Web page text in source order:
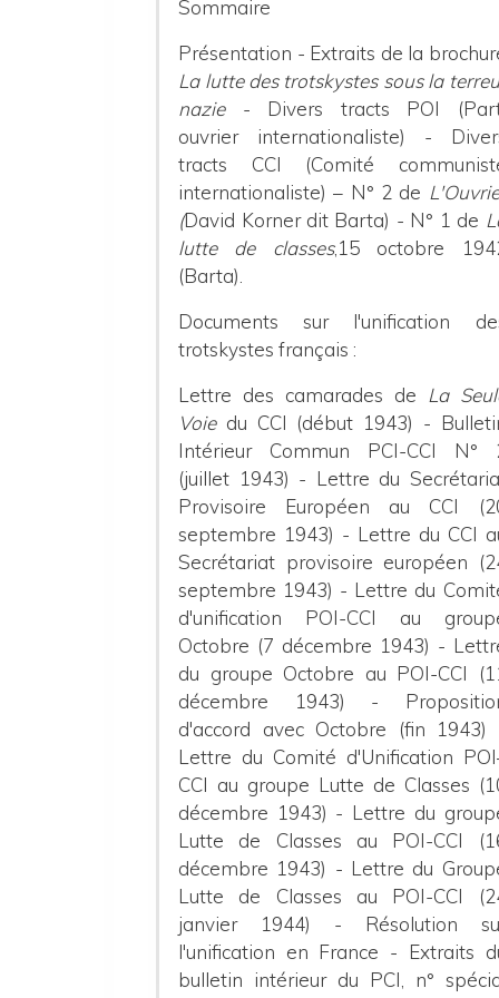
Sommaire
Présentation - Extraits de la
La lutte des trotskystes sous la
nazie- Divers tracts POI
ouvrier internationaliste) -
tracts CCI (Comité
internationaliste) – N° 2 de
(David Korner dit Barta) - N° 1 de
lutte de classes,15 octobre
(Barta).
Documents sur l'unification
trotskystes français :
Lettre des camarades de
La
Voiedu CCI (début 1943) -
Intérieur Commun PCI-CCI N°
(juillet 1943) - Lettre du
Provisoire Européen au CCI
septembre 1943) - Lettre du CCI
Secrétariat provisoire européen
septembre 1943) - Lettre du
d'unification POI-CCI au
Octobre (7 décembre 1943) -
du groupe Octobre au POI-CCI
décembre 1943) -
d'accord avec Octobre (fin 1943)
Lettre du Comité d'Unification
CCI au groupe Lutte de Classes
décembre 1943) - Lettre du
Lutte de Classes au POI-CCI
décembre 1943) - Lettre du
Lutte de Classes au POI-CCI
janvier 1944) - Résolution
l'unification en France - Extraits
bulletin intérieur du PCI, n°